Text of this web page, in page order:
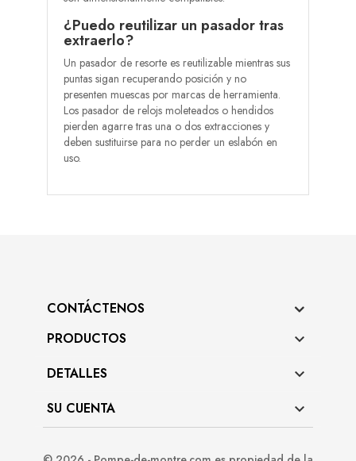
¿Puedo reutilizar un pasador tras
extraerlo?
Un pasador de resorte es reutilizable mientras sus
puntas sigan recuperando posición y no
presenten muescas por marcas de herramienta.
Los pasador de relojs moleteados o hendidos
pierden agarre tras una o dos extracciones y
deben sustituirse para no perder un eslabón en
uso.
CONTÁCTENOS
PRODUCTOS

DETALLES 
SU CUENTA 